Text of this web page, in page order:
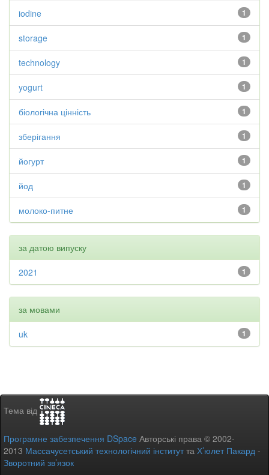
1
iodine
1
storage
1
technology
1
yogurt
1
біологічна цінність
1
зберігання
1
йогурт
1
йод
1
молоко-питне
за датою випуску
1
2021
за мовами
1
uk
Тема від
Програмне забезпечення DSpace Авторські права © 2002-
2013 Массачусетський технологічний інститутта Х’юлет Пакард -
Зворотний зв’язок